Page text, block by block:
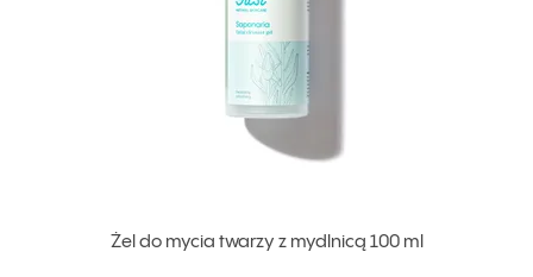
Żel do mycia twarzy z mydlnicą 100 ml